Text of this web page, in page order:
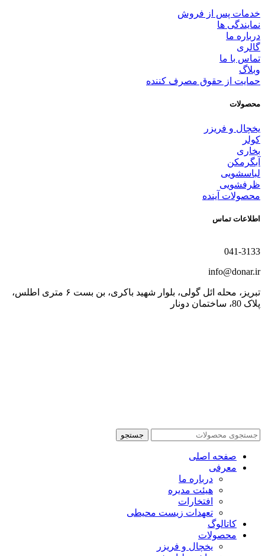
خدمات پس از فروش
نمایندگی ها
درباره ما
گالری
تماس با ما
وبلاگ
حمایت از حقوق مصرف کننده
محصولات
یخچال و فریزر
کولر
بخاری
آبگرمکن
لباسشویی
ظرفشویی
محصولات آینده
اطلاعات تماس
041-3133
info@donar.ir
تبریز، محله ائل گولی، بلوار شهید باکری، بن بست ۶ متری اطلس،
پلاک 80، ساختمان دونار
جستجو
صفحه اصلی
معرفی
درباره ما
هیئت مدیره
افتخارات
تعهدات زیست محیطی
کاتالوگ
محصولات
یخچال و فریزر